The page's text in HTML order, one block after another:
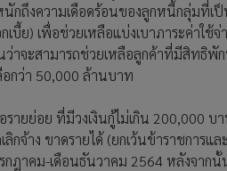
กถึงความเดือดร้อนของลูกหนี้กลุ่มที่เ
บี้ย) เพื่อช่วยเหลือแบ่งเบาภาระค่าใ
ว่าจะสามารถช่วยเหลือลูกค้าที่มีสิทธิ
กว่า 50,000 ล้านบาท
ายย่อย ที่มีวงเงินกู้ไม่เกิน 200,000
ลิกจ้าง ขาดรายได้ (ยกเว้นข้าราชการ
กฎาคม-เดือนธันวาคม 2564 หลังจาก